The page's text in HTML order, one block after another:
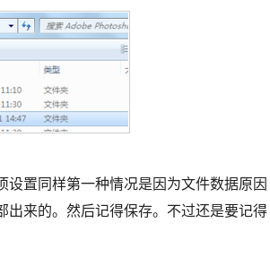
置同样第一种情况是因为文件数据原因
出来的。然后记得保存。不过还是要记得